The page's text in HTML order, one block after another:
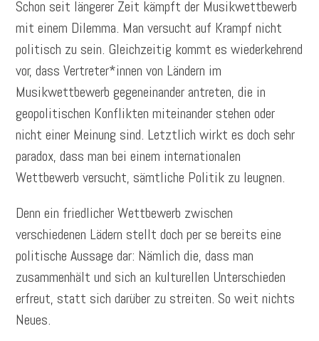
Schon seit längerer Zeit kämpft der Musikwettbewerb
mit einem Dilemma. Man versucht auf Krampf nicht
politisch zu sein. Gleichzeitig kommt es wiederkehrend
vor, dass Vertreter*innen von Ländern im
Musikwettbewerb gegeneinander antreten, die in
geopolitischen Konflikten miteinander stehen oder
nicht einer Meinung sind. Letztlich wirkt es doch sehr
paradox, dass man bei einem internationalen
Wettbewerb versucht, sämtliche Politik zu leugnen.
Denn ein friedlicher Wettbewerb zwischen
verschiedenen Lädern stellt doch per se bereits eine
politische Aussage dar: Nämlich die, dass man
zusammenhält und sich an kulturellen Unterschieden
erfreut, statt sich darüber zu streiten. So weit nichts
Neues.